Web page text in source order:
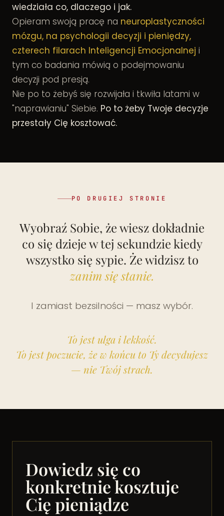
wiedziała co, dlaczego i jak.
Opieram swoją pracę na neuroplastyczności
mózgu, na psychologii decyzji i pieniędzy,
czterech filarach Inteligencji Emocjonalnej i
tym co badania mówią o podejmowaniu
decyzji pod presją.
Nie po to żebyś się rozwijała i tkwiła latami w
"naprawianiu" Siebie. Po to żeby Twoje decyzje
przestały Cię kosztować.
PO DRUGIEJ STRONIE
Wyobraź Sobie, że wiesz dokładnie
co się dzieje w tej sekundzie kiedy
wszystko się sypie. Że widzisz to
zanim się stanie.
I zamiast bezsilności — masz wybór.
To jest ulga i lekkość.
To jest poczucie, że w końcu to Ty decydujesz
— nie Twój strach.
Dowiedz się co
konkretnie kosztuje
Cię pieniądze